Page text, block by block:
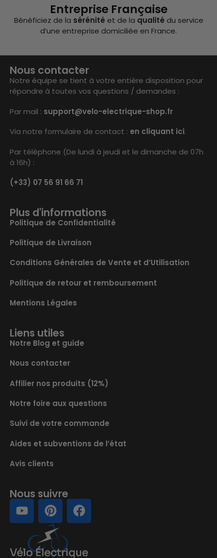
Entreprise Française
Bénéficiez de la sérénité et de la qualité du service
d’une entreprise domiciliée en France.
Nous contacter
Notre équipe se tient à votre entière disposition pour
répondre à toutes vos questions / demandes :
Par mail : support@velo-electrique-shop.fr
Via notre formulaire de contact : en cliquant ici.
Par téléphone (De lundi à jeudi et le dimanche de 07h
à 16h) :
(+33) 07 56 91 66 71
Plus d'informations
Politique de Confidentialité
Politique de Livraison
Conditions Générales de Vente et d’Utilisation
Politique de retour et remboursement
Mentions Légales
Liens utiles
Notre Blog et guide
Nous contacter
Affilier nos produits (12%)
Notre foire aux questions
Suivi de votre commande
Aides et subventions de l’état
Avis clients
Nous suivre